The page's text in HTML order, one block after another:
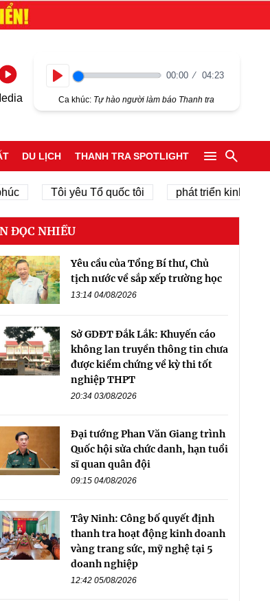
00:00 04:23
Ca khúc: Tự hào người làm báo Thanh tra
DU LỊCH THANH TRA SPOTLIGHT
Tôi yêu Tổ quốc tôi phát triển kinh tế tư
ĐỌC NHIỀU
Yêu cầu của Tổng Bí thư, Chủ
tịch nước về sắp xếp trường học
13:14 04/08/2026
Sở GDĐT Đắk Lắk: Khuyến cáo
không lan truyền thông tin chưa
được kiểm chứng về kỳ thi tốt
nghiệp THPT
20:34 03/08/2026
Đại tướng Phan Văn Giang trình
Quốc hội sửa chức danh, hạn tuổi
sĩ quan quân đội
09:15 04/08/2026
Tây Ninh: Công bố quyết định
thanh tra hoạt động kinh doanh
vàng trang sức, mỹ nghệ tại 5
doanh nghiệp
12:42 05/08/2026